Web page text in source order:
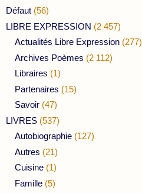
Défaut (56)
LIBRE EXPRESSION (2 457)
Actualités Libre Expression (277)
Archives Poèmes (2 112)
Libraires (1)
Partenaires (15)
Savoir (47)
LIVRES (537)
Autobiographie (127)
Autres (21)
Cuisine (1)
Famille (5)